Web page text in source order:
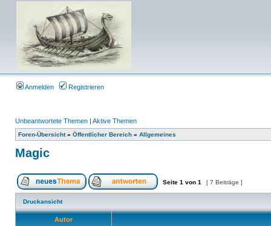
Anmelden Registrieren
Unbeantwortete Themen | Aktive Themen
Foren-Übersicht» Öffentlicher Bereich » Allgemeines
Magic
Seite 1 von 1 [ 7 Beiträge ]
Druckansicht
Autor